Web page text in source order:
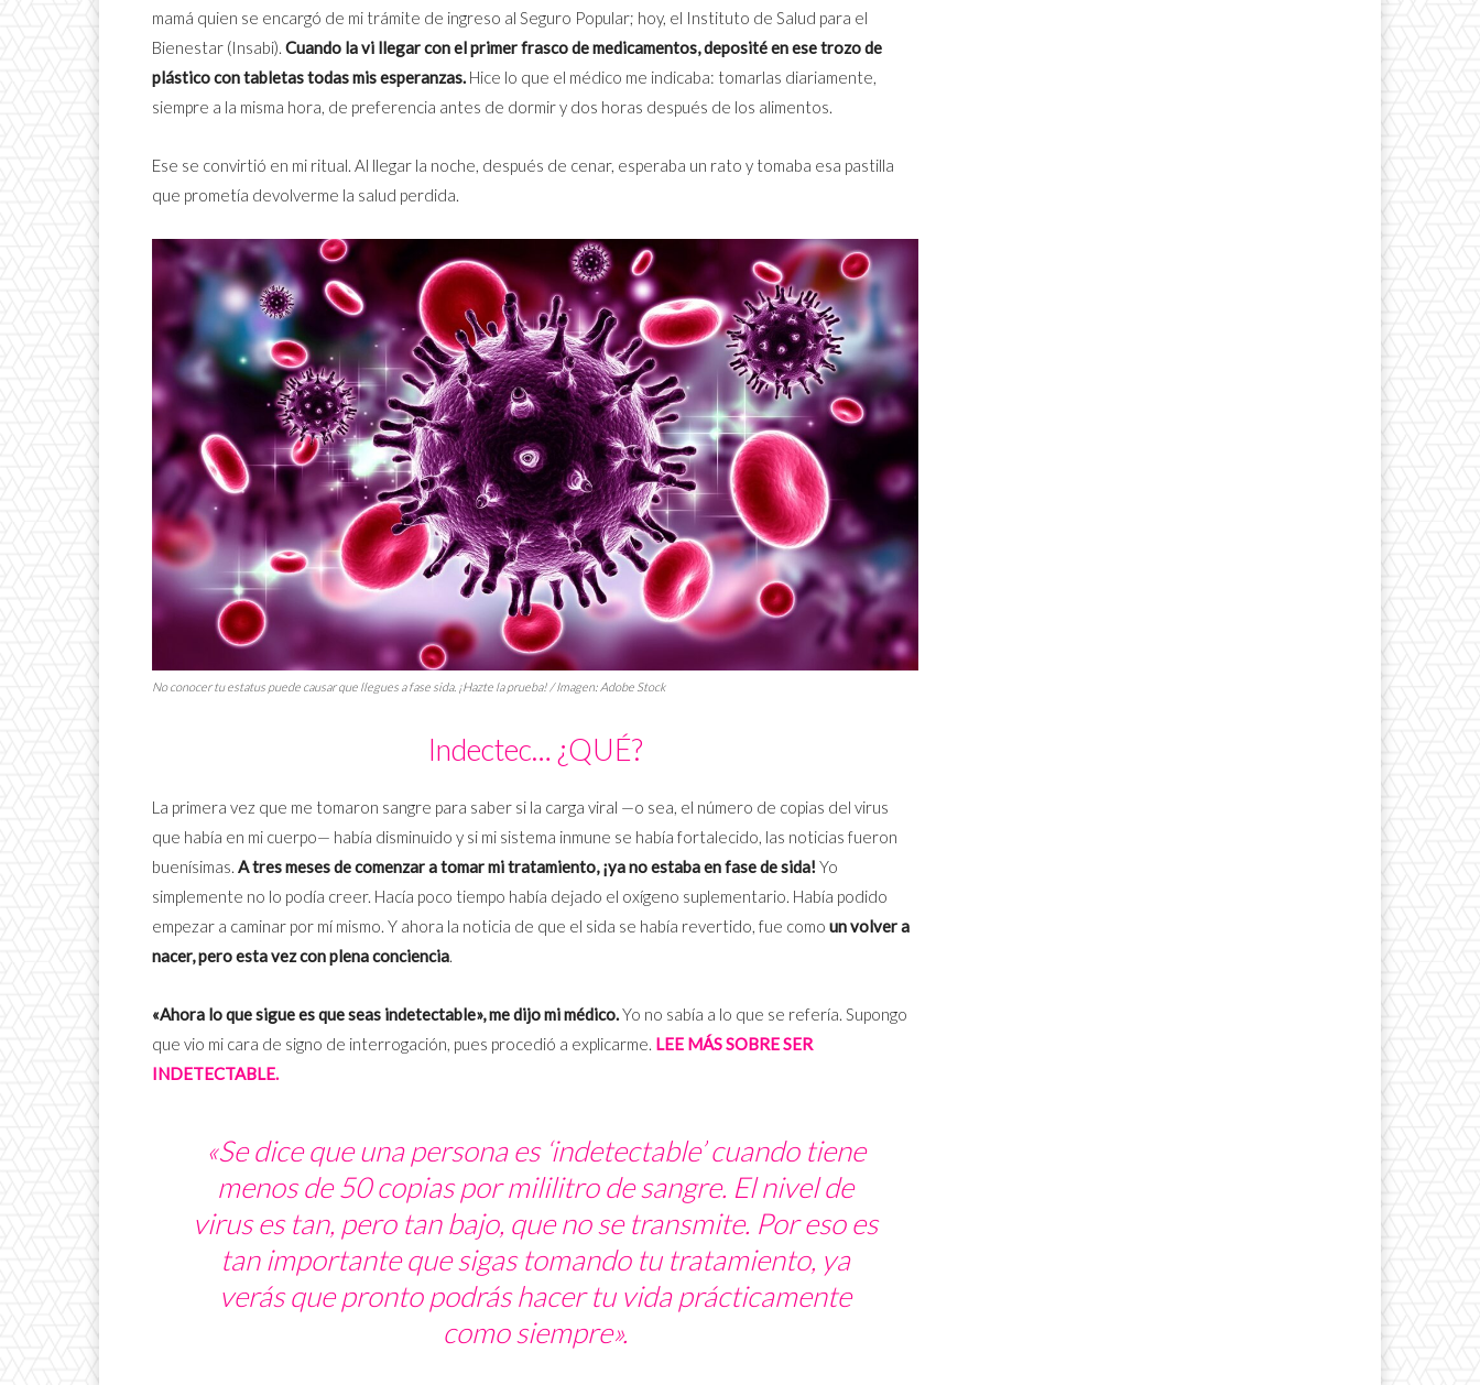
mamá quien se encargó de mi trámite de ingreso al Seguro Popular; hoy, el Instituto de Salud para el
Bienestar (Insabi). Cuando la vi llegar con el primer frasco de medicamentos, deposité en ese trozo de
plástico con tabletas todas mis esperanzas. Hice lo que el médico me indicaba: tomarlas diariamente,
siempre a la misma hora, de preferencia antes de dormir y dos horas después de los alimentos.
Ese se convirtió en mi ritual. Al llegar la noche, después de cenar, esperaba un rato y tomaba esa pastilla
que prometía devolverme la salud perdida.
No conocer tu estatus puede causar que llegues a fase sida. ¡Hazte la prueba! / Imagen: Adobe Stock
Indectec… ¿QUÉ?
La primera vez que me tomaron sangre para saber si la carga viral —o sea, el número de copias del virus
que había en mi cuerpo— había disminuido y si mi sistema inmune se había fortalecido, las noticias fueron
buenísimas. A tres meses de comenzar a tomar mi tratamiento, ¡ya no estaba en fase de sida! Yo
simplemente no lo podía creer. Hacía poco tiempo había dejado el oxígeno suplementario. Había podido
empezar a caminar por mí mismo. Y ahora la noticia de que el sida se había revertido, fue como un volver a
nacer, pero esta vez con plena conciencia.
«Ahora lo que sigue es que seas indetectable», me dijo mi médico.Yo no sabía a lo que se refería. Supongo
que vio mi cara de signo de interrogación, pues procedió a explicarme. LEE MÁS SOBRE SER
INDETECTABLE.
«Se dice que una persona es ‘indetectable’ cuando tiene
menos de 50 copias por mililitro de sangre. El nivel de
virus es tan, pero tan bajo, que no se transmite. Por eso es
tan importante que sigas tomando tu tratamiento, ya
verás que pronto podrás hacer tu vida prácticamente
como siempre».